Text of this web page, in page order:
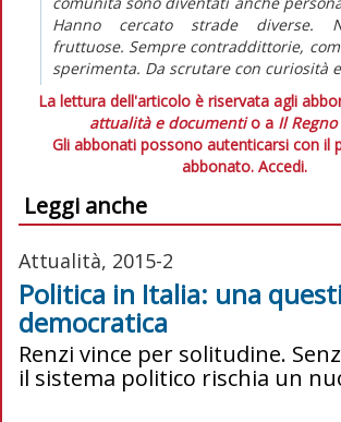
Hanno cercato strade diverse.
fruttuose. Sempre contraddittorie,
sperimenta. Da scrutare con curiosità
La lettura dell'articolo è riservata agli
attualità e documentio a Il
Gli abbonati possono autenticarsi con il
abbonato. Accedi.
Leggi anche
Attualità, 2015-2
Politica in Italia: una
democratica
Renzi vince per solitudine.
il sistema politico rischia un